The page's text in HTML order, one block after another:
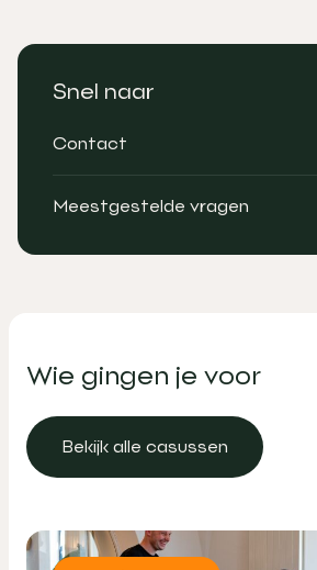
Snel naar
Contact
Meestgestelde vragen
Wie gingen je voor
Bekijk alle casussen
Bekijk alle casussen